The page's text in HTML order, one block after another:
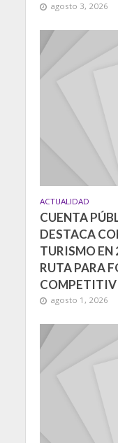
agosto 3, 2026
ACTUALIDAD
CUENTA
DESTACA
TURISMO EN
RUTA PARA
agosto 1, 2026